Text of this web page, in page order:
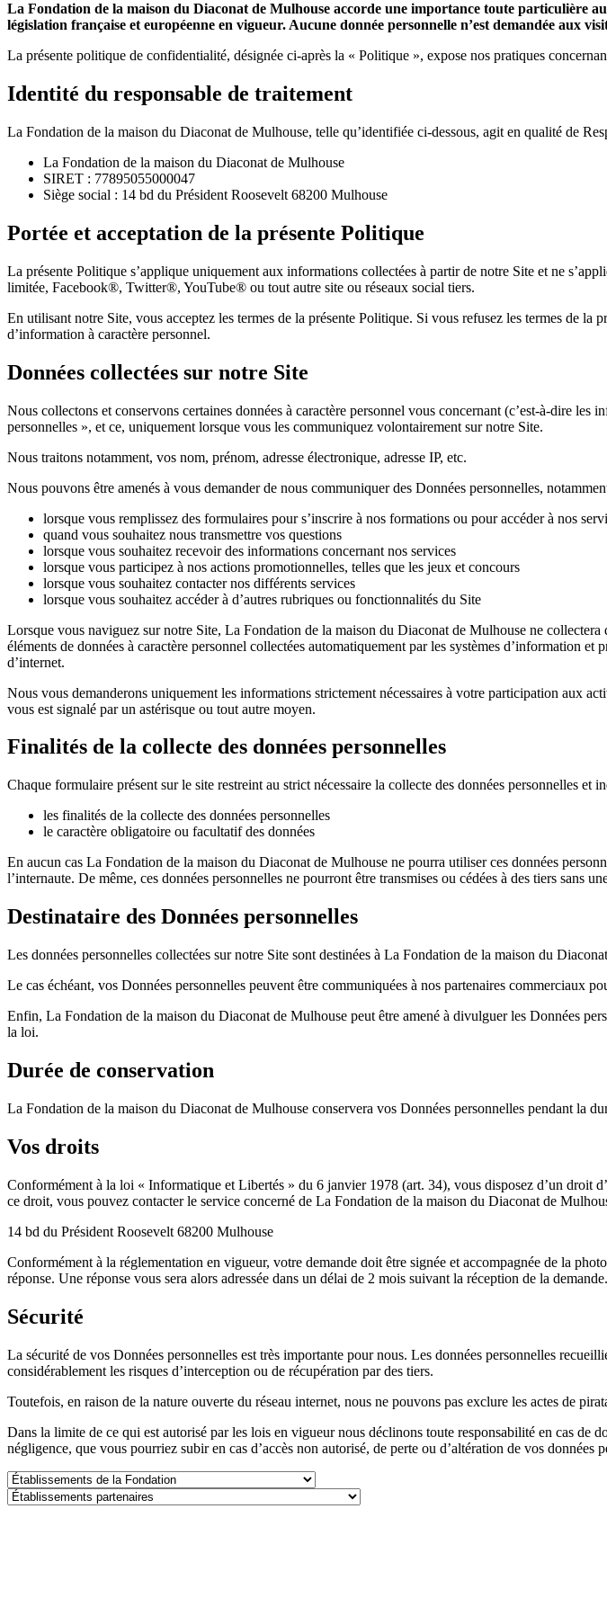
La Fondation de la maison du Diaconat de Mulhouse accorde une importance toute particulière
législation française et européenne en vigueur. Aucune donnée personnelle n’est demandée
La présente politique de confidentialité, désignée ci-après la « Politique », expose nos pratiques
Identité du responsable de traitement
La Fondation de la maison du Diaconat de Mulhouse, telle qu’identifiée ci-dessous, agit en qualité de
La Fondation de la maison du Diaconat de Mulhouse
SIRET : 77895055000047
Siège social : 14 bd du Président Roosevelt 68200 Mulhouse
Portée et acceptation de la présente Politique
La présente Politique s’applique uniquement aux informations collectées à partir de notre Site et ne
limitée, Facebook®, Twitter®, YouTube® ou tout autre site ou réseaux social tiers.
En utilisant notre Site, vous acceptez les termes de la présente Politique. Si vous refusez les termes de
d’information à caractère personnel.
Données collectées sur notre Site
Nous collectons et conservons certaines données à caractère personnel vous concernant (c’est-à-dire
personnelles », et ce, uniquement lorsque vous les communiquez volontairement sur notre Site.
Nous traitons notamment, vos nom, prénom, adresse électronique, adresse IP, etc.
Nous pouvons être amenés à vous demander de nous communiquer des Données personnelles,
lorsque vous remplissez des formulaires pour s’inscrire à nos formations ou pour accéder à nos
quand vous souhaitez nous transmettre vos questions
lorsque vous souhaitez recevoir des informations concernant nos services
lorsque vous participez à nos actions promotionnelles, telles que les jeux et concours
lorsque vous souhaitez contacter nos différents services
lorsque vous souhaitez accéder à d’autres rubriques ou fonctionnalités du Site
Lorsque vous naviguez sur notre Site, La Fondation de la maison du Diaconat de Mulhouse ne
éléments de données à caractère personnel collectées automatiquement par les systèmes d’information
d’internet.
Nous vous demanderons uniquement les informations strictement nécessaires à votre participation aux
vous est signalé par un astérisque ou tout autre moyen.
Finalités de la collecte des données personnelles
Chaque formulaire présent sur le site restreint au strict nécessaire la collecte des données personnelles et
les finalités de la collecte des données personnelles
le caractère obligatoire ou facultatif des données
En aucun cas La Fondation de la maison du Diaconat de Mulhouse ne pourra utiliser ces données
l’internaute. De même, ces données personnelles ne pourront être transmises ou cédées à des tiers sans
Destinataire des Données personnelles
Les données personnelles collectées sur notre Site sont destinées à La Fondation de la maison du
Le cas échéant, vos Données personnelles peuvent être communiquées à nos partenaires commerciaux
Enfin, La Fondation de la maison du Diaconat de Mulhouse peut être amené à divulguer les Données
la loi.
Durée de conservation
La Fondation de la maison du Diaconat de Mulhouse conservera vos Données personnelles pendant la
Vos droits
Conformément à la loi « Informatique et Libertés » du 6 janvier 1978 (art. 34), vous disposez d’un droit
ce droit, vous pouvez contacter le service concerné de La Fondation de la maison du Diaconat de
14 bd du Président Roosevelt 68200 Mulhouse
Conformément à la réglementation en vigueur, votre demande doit être signée et accompagnée de la
réponse. Une réponse vous sera alors adressée dans un délai de 2 mois suivant la réception de la demande.
Sécurité
La sécurité de vos Données personnelles est très importante pour nous. Les données personnelles
considérablement les risques d’interception ou de récupération par des tiers.
Toutefois, en raison de la nature ouverte du réseau internet, nous ne pouvons pas exclure les actes de
Dans la limite de ce qui est autorisé par les lois en vigueur nous déclinons toute responsabilité en cas
négligence, que vous pourriez subir en cas d’accès non autorisé, de perte ou d’altération de vos données
Établissements
de
la
Établissements